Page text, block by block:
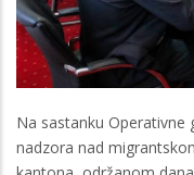
Na sastanku Operativne
nadzora nad